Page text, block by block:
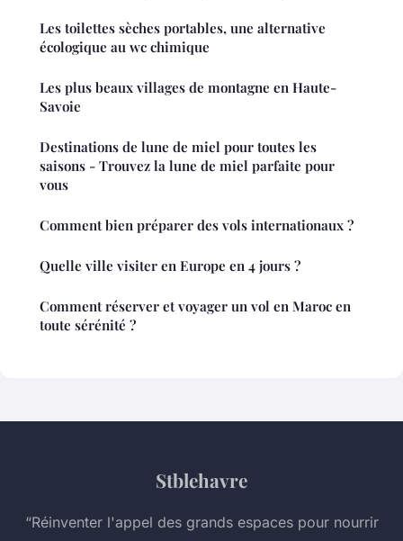
Les toilettes sèches portables, une alternative
écologique au wc chimique
Les plus beaux villages de montagne en Haute-
Savoie
Destinations de lune de miel pour toutes les
saisons - Trouvez la lune de miel parfaite pour
vous
Comment bien préparer des vols internationaux ?
Quelle ville visiter en Europe en 4 jours ?
Comment réserver et voyager un vol en Maroc en
toute sérénité ?
Stblehavre
“Réinventer l'appel des grands espaces pour nourrir